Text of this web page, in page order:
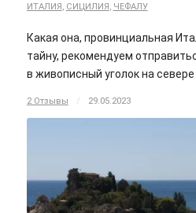
ИТАЛИЯ, СИЦИЛИЯ, ЧЕФАЛУ
Какая она, провинциальная
тайну, рекомендуем
в живописный уголок на севере
2 Отзывы / 29.05.2023